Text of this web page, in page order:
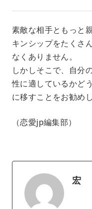
素敵な相手ともっと
キンシップをたくさ
なくありません。
しかしそこで、自分
性に適しているかど
に移すことをお勧めし
（恋愛jp編集部）
宏